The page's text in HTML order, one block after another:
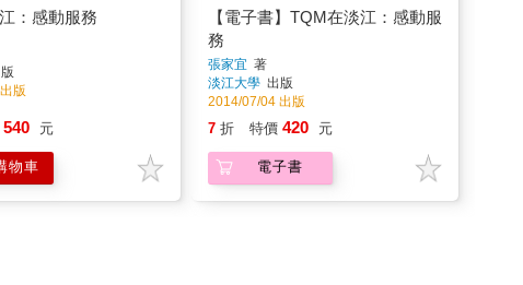
：感動服務
版
540 元
物車
【電子書】TQM在淡江：感動服
務
張家宜 著
淡江大學 出版
2014/07/04 出版
7 折 特價 420 元
電子書